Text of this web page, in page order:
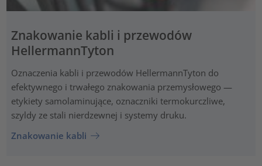
Znakowanie kabli i przewodów
HellermannTyton
Oznaczenia kabli i przewodów HellermannTyton do
efektywnego i trwałego znakowania przemysłowego —
etykiety samolaminujące, oznaczniki termokurczliwe,
szyldy ze stali nierdzewnej i systemy druku.
Znakowanie kabli